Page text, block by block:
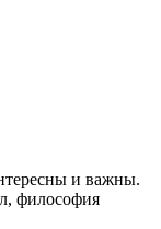
и важны.
философия